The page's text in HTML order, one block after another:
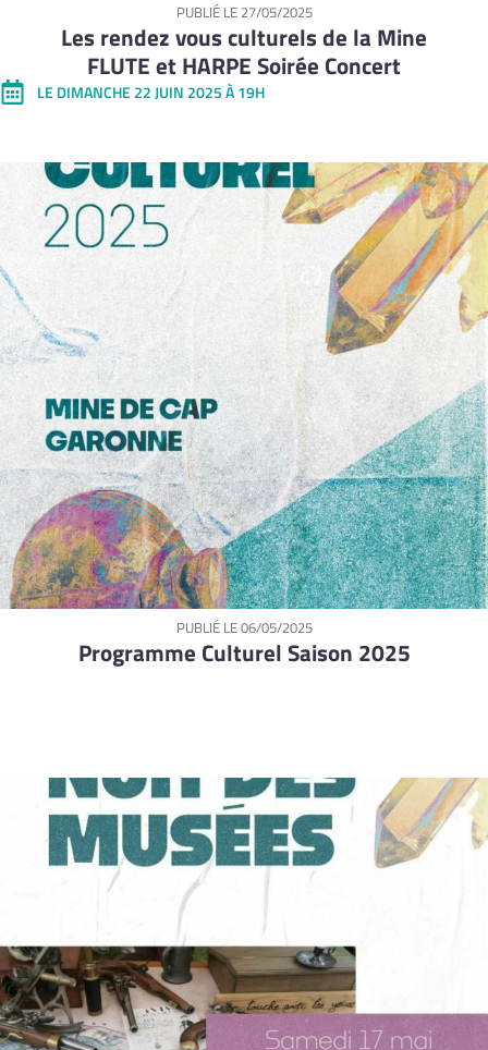
PUBLIÉ LE 27/05/2025
Les rendez vous culturels de la Mine
FLUTE et HARPE Soirée Concert
LE DIMANCHE 22 JUIN 2025 À 19H
PUBLIÉ LE06/05/2025
Programme Culturel Saison 2025